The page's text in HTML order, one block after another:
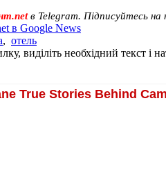
в Telegram. Підписуйтесь на
в Google News
, отель
виділіть необхідний текст і